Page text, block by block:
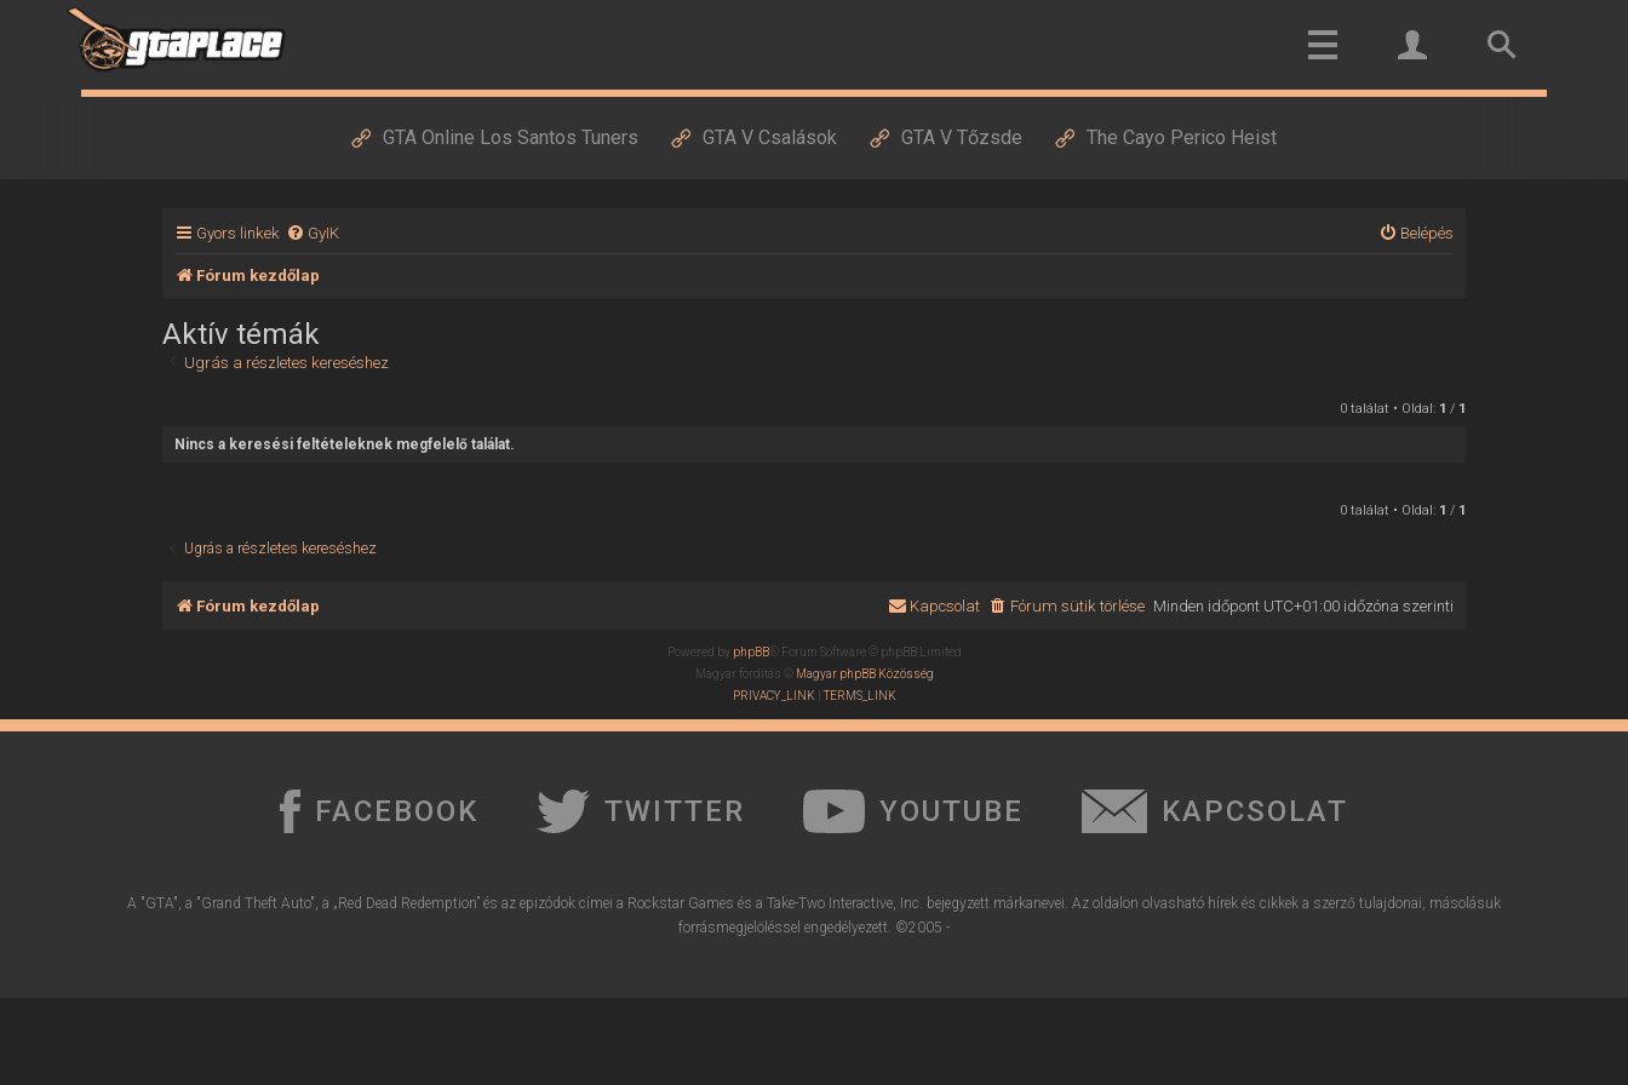
GTA Online Los Santos Tuners GTA V Csalások GTA V Tőzsde The Cayo Perico Heist
Gyors linkek GyIK Belépés
Fórum kezdőlap
Aktív témák
Ugrás a részletes kereséshez
0 találat • Oldal: 1 / 1
Nincs a keresési feltételeknek megfelelő találat.
0 találat • Oldal: 1 / 1
Ugrás a részletes kereséshez
Fórum kezdőlap Minden időpont UTC+01:00időzóna szerinti
Fórum sütik törlése
Kapcsolat
Powered by phpBB® Forum Software © phpBB Limited
Magyar fordítás © Magyar phpBB Közösség
PRIVACY_LINK |TERMS_LINK
FACEBOOK TWITTER YOUTUBE KAPCSOLAT
A "GTA", a "Grand Theft Auto", a „Red Dead Redemption” és az epizódok címei a Rockstar Games és a Take-Two Interactive, Inc. bejegyzett márkanevei. Az oldalon olvasható hírek és cikkek a szerző tulajdonai, másolásuk
forrásmegjelöléssel engedélyezett. ©2005 -